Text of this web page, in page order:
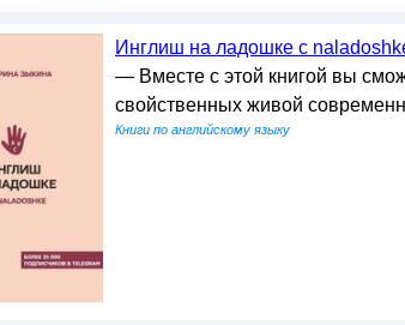
Инглиш на ладошке с
— Вместе с этой книгой вы
свойственных живой
Книги по английскому языку